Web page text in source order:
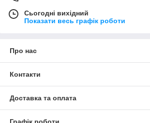
Сьогодні вихідний
Показати весь графік роботи
Про нас
Контакти
Доставка та оплата